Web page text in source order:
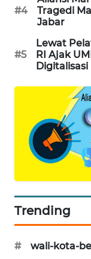
#4
Tragedi
Jabar
#5
Lewat
RI Ajak
Digitalisasi
Trending
#
wali-kota-
NEWS
METRO
JAKARTA
NEWS
KARING
NEWS
JURNAL
MARITIM
HUMBANG
NEWS